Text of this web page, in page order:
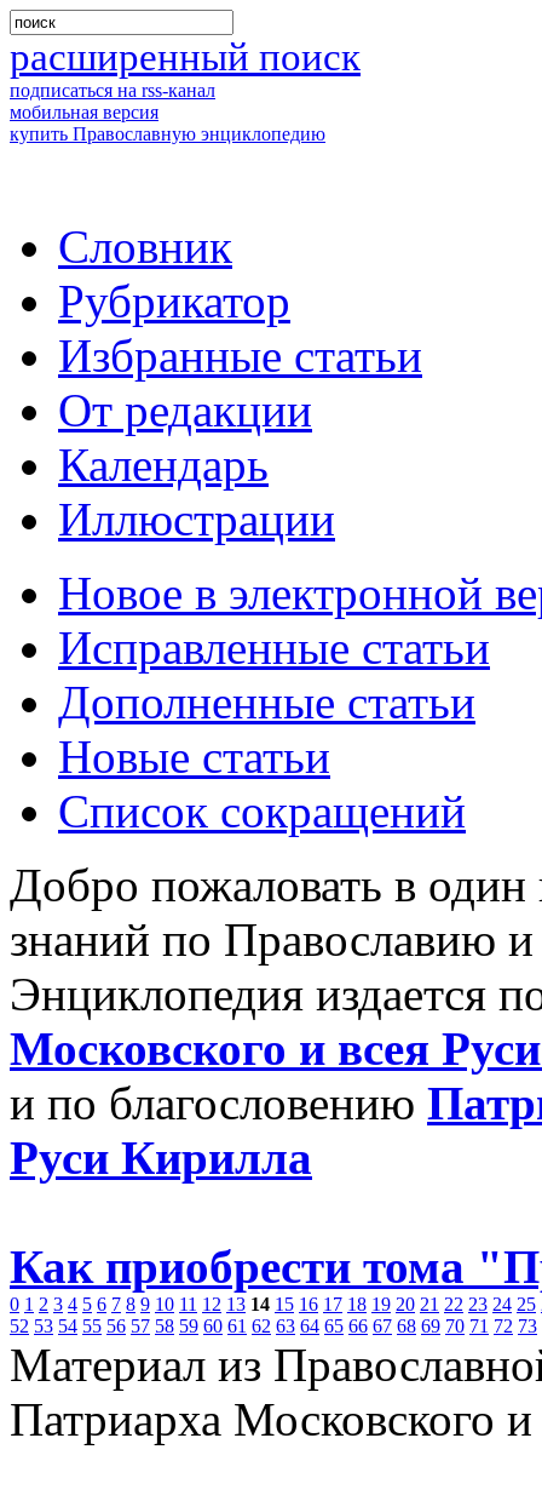
расширенный поиск
подписаться на rss-канал
мобильная версия
купить Православную энциклопедию
Словник
Рубрикатор
Избранные статьи
От редакции
Календарь
Иллюстрации
Новое в электронной
Исправленные статьи
Дополненные статьи
Новые статьи
Список сокращений
Добро пожаловать в
знаний по Православию
Энциклопедия издается
Московского и всея
и по благословению
Руси Кирилла
Как приобрести тома
0 1 2 3 4 5 6 7 8 9 10 11 12 13 14 15 16 17 18 19 20 21 22 23 24 25
52 53 54 55 56 57 58 59 60 61 62 63 64 65 66 67 68 69 70 71 72 73
Материал из
Патриарха Московского